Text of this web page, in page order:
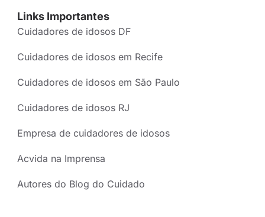
Links Importantes
Cuidadores de idosos DF
Cuidadores de idosos em Recife
Cuidadores de idosos em São Paulo
Cuidadores de idosos RJ
Empresa de cuidadores de idosos
Acvida na Imprensa
Autores do Blog do Cuidado